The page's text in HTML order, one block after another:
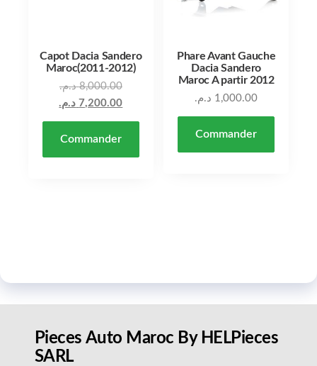
Capot Dacia Sandero
Maroc(2011-2012)
8,000.00 د.م.
Le prix initial était : 8,000.00 د.م..
7,200.00 د.م.
Commander
Phare Avant Gauche
Dacia Sandero
Maroc A partir 2012
1,000.00 د.م.
Commander
Pieces Auto Maroc By HELPieces
SARL